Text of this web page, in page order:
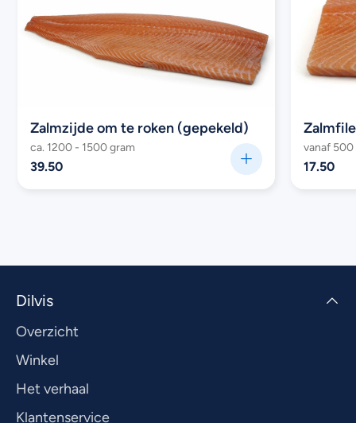
Zalmzijde om te roken (gepekeld)
ca. 1200 - 1500 gram
39.50
vanaf 500
17.50
Dilvis
Overzicht
Winkel
Het verhaal
Klantenservice